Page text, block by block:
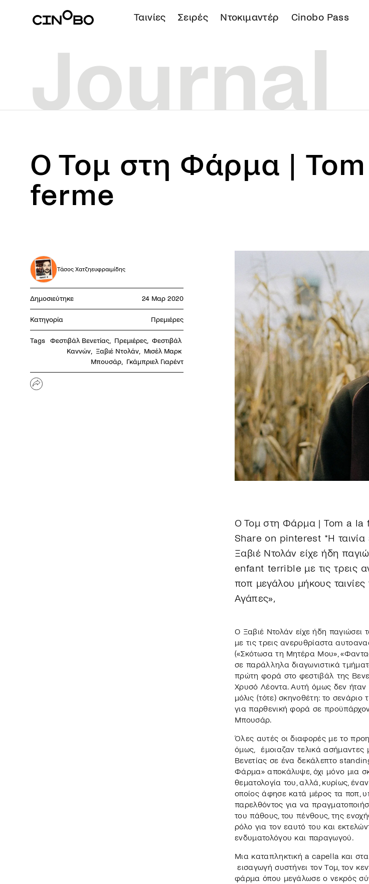
Ταινίες Σειρές Ντοκιμαντέρ Cinobo Pass
Ο Τομ στη Φάρμα |
ferme
Τάσος Χατζηευφραιμίδης
Δημοσιεύτηκε 24 Μαρ 2020
Κατηγορία Πρεμιέρες
Tags Φεστιβάλ Βενετίας, Πρεμιέρες, Φεστιβάλ
Καννών, Ξαβιέ Ντολάν, Μισέλ Μαρκ
Μπουσάρ, Γκάμπριελ Γιαρέντ
Ο Τομ στη Φάρμα | Tom a
Share on pinterest *Η ταινία
Ξαβιέ Ντολάν είχε ήδη
enfant terrible με τις τρεις
ποπ μεγάλου μήκους
Αγάπες»,
Ο Ξαβιέ Ντολάν είχε ήδη
με τις τρεις ανερυθρίαστα
(«Σκότωσα τη Μητέρα Μου»,
σε παράλληλα διαγωνιστικά
πρώτη φορά στο φεστιβάλ της
Χρυσό Λέοντα. Αυτή όμως δεν ήταν
μόλις (τότε) σκηνοθέτη: το
για παρθενική φορά σε
Μπουσάρ.
Όλες αυτές οι διαφορές με το
όμως, έμοιαζαν τελικά ασήμαντες
Βενετίας σε ένα δεκάλεπτο
Φάρμα» αποκάλυψε, όχι μόνο μια
θεματολογία του, αλλά, κυρίως,
οποίος άφησε κατά μέρος τα ποπ,
παρελθόντος για να
του πάθους, του πένθους, της
ρόλο για τον εαυτό του και
ενδυματολόγου και παραγωγού.
Μια καταπληκτική a capella και
εισαγωγή συστήνει τον Τομ, τον
φάρμα όπου μεγάλωσε ο νεκρός